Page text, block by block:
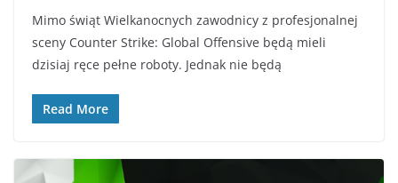
Mimo świąt Wielkanocnych zawodnicy z profesjonalnej
sceny Counter Strike: Global Offensive będą mieli
dzisiaj ręce pełne roboty. Jednak nie będą
Read More